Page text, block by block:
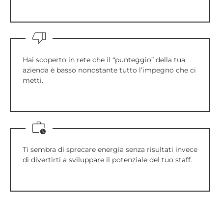
Hai scoperto in rete che il “punteggio” della tua
azienda è basso nonostante tutto l’impegno che ci
metti.
Ti sembra di sprecare energia senza risultati invece
di divertirti a sviluppare il potenziale del tuo staff.